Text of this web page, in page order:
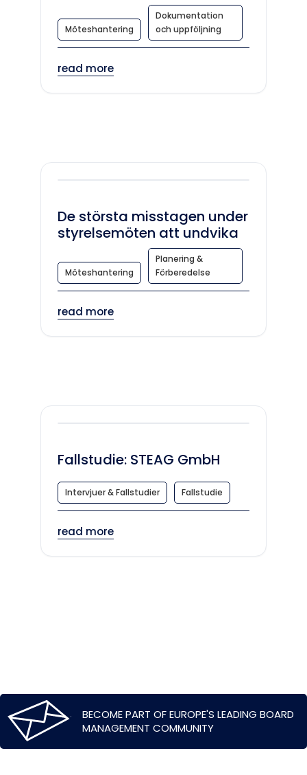
Möteshantering
Dokumentation
och uppföljning
read more
De största misstagen under
styrelsemöten att undvika
Möteshantering
Planering &
Förberedelse
read more
Fallstudie: STEAG GmbH
Intervjuer & Fallstudier Fallstudie
read more
BECOME PART OF EUROPE'S LEADING BOARD
MANAGEMENT COMMUNITY